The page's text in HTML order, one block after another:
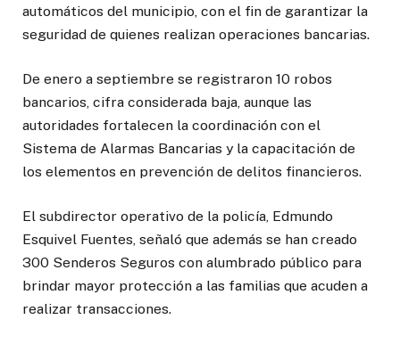
automáticos del municipio, con el fin de garantizar la
seguridad de quienes realizan operaciones bancarias.
De enero a septiembre se registraron 10 robos
bancarios, cifra considerada baja, aunque las
autoridades fortalecen la coordinación con el
Sistema de Alarmas Bancarias y la capacitación de
los elementos en prevención de delitos financieros.
El subdirector operativo de la policía, Edmundo
Esquivel Fuentes, señaló que además se han creado
300 Senderos Seguros con alumbrado público para
brindar mayor protección a las familias que acuden a
realizar transacciones.